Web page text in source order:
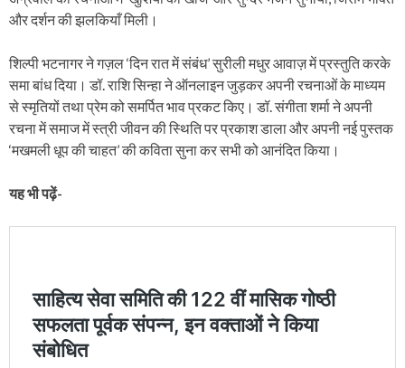
और दर्शन की झलकियाँ मिली।
शिल्पी भटनागर ने गज़ल ‘दिन रात में संबंध’ सुरीली मधुर आवाज़ में प्रस्तुति करके
समा बांध दिया। डॉ. राशि सिन्हा ने ऑनलाइन जुड़कर अपनी रचनाओं के माध्यम
से स्मृतियों तथा प्रेम को समर्पित भाव प्रकट किए। डॉ. संगीता शर्मा ने अपनी
रचना में समाज में स्त्री जीवन की स्थिति पर प्रकाश डाला और अपनी नई पुस्तक
‘मखमली धूप की चाहत’ की कविता सुना कर सभी को आनंदित किया।
यह भी पढ़ें-